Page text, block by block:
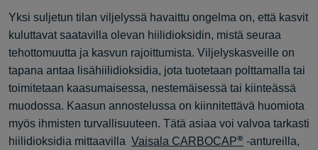
Yksi suljetun tilan viljelyssä havaittu ongelma on, että kasvit
kuluttavat saatavilla olevan hiilidioksidin, mistä seuraa
tehottomuutta ja kasvun rajoittumista. Viljelyskasveille on
tapana antaa lisähiilidioksidia, jota tuotetaan polttamalla tai
toimitetaan kaasumaisessa, nestemäisessä tai kiinteässä
muodossa. Kaasun annostelussa on kiinnitettävä huomiota
myös ihmisten turvallisuuteen. Tätä asiaa voi valvoa tarkasti
hiilidioksidia mittaavilla Vaisala CARBOCAP® -antureilla,